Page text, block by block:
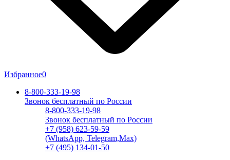
Избранное0
8-800-333-19-98
Звонок бесплатный по России
8-800-333-19-98
Звонок бесплатный по России
+7 (958) 623-59-59
(WhatsApp, Telegram,Max)
+7 (495) 134-01-50